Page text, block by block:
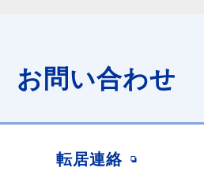
お問い合わせ
転居連絡